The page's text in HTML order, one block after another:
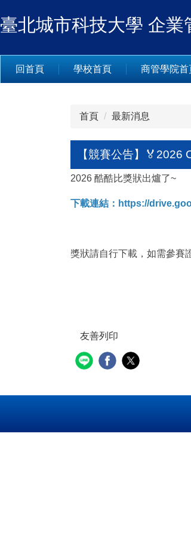
到
容
臺北城市科技大學 企業
回首頁 學校首頁 商管學院首
首頁 最新消息
【競賽公告】🏅2026
2026 酷酷比獎狀出爐了~
下載連結： https://
獎狀請自行下載，如需參賽
友善列印